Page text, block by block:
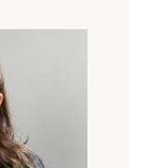
Traumalösung
und
und